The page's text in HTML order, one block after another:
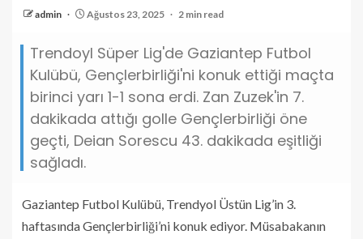
admin Ağustos 23, 2025 2 min read
Trendoyl Süper Lig'de Gaziantep Futbol
Kulübü, Gençlerbirliği'ni konuk ettiği maçta
birinci yarı 1-1 sona erdi. Zan Zuzek'in 7.
dakikada attığı golle Gençlerbirliği öne
geçti, Deian Sorescu 43. dakikada eşitliği
sağladı.
Gaziantep Futbol Kulübü, Trendyol Üstün Lig’in 3.
haftasında Gençlerbirliği’ni konuk ediyor. Müsabakanın